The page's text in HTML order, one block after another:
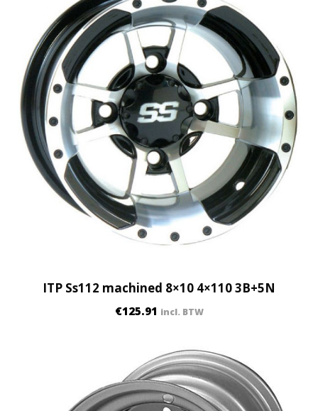
ITP Ss112 machined 8×10 4×110 3B+5N
€125.91 incl. BTW